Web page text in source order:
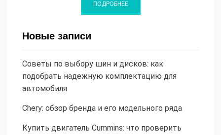
Новые записи
Советы по выбору шин и дисков: как
подобрать надежную комплектацию для
автомобиля
Chery: обзор бренда и его модельного ряда
Купить двигатель Cummins: что проверить